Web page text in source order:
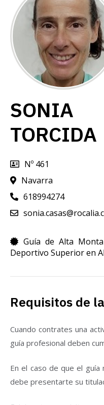
TORCIDA
Nº 461
Navarra
618994274
Guía de Alta
Deportivo Superior en
Requisitos de
Cuando contrates una
guía profesional deben
En el caso de que el guía
debe presentarte su